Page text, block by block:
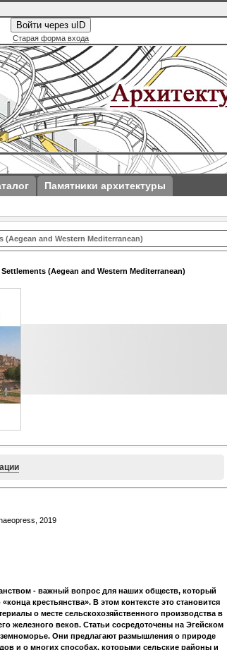
Войти через uID
Старая форма входа
Памятники архитектуры
and Western Mediterranean)
(Aegean and Western Mediterranean)
2019
- важный вопрос для наших обществ, который
крестьянства». В этом контексте это становится
о месте сельскохозяйственного производства в
железного веков. Статьи сосредоточены на Эгейском
Они предлагают размышления о природе
и о многих способах, которыми сельские районы и